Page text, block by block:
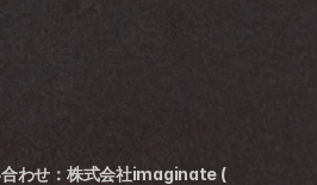
本公演についてのお問い合わせ：株式会社imaginate (